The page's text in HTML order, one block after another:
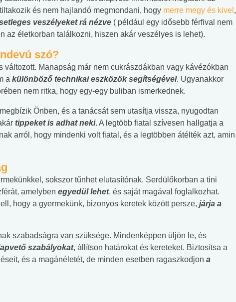
és nem hajlandó megmondani, hogy merre megy és kivel ,
veszélyeket rá nézve ( például egy idősebb férfival nem
az életkorban találkozni, hiszen akár veszélyes is lehet).
szó?
Manapság már nem cukrászdákban vagy kávézókban
a különböző technikai eszközök segítségével. Ugyanakkor
nem ritka, hogy egy-egy buliban ismerkednek.
Önben, és a tanácsát sem utasítja vissza, nyugodtan
tippeket is adhat neki. A legtöbb fiatal szívesen hallgatja a
arról, hogy mindenki volt fiatal, és a legtöbben átélték azt, amin
sokszor tűnhet elutasítónak. Serdülőkorban a tini
amelyben egyedül lehet, és saját magával foglalkozhat.
hogy a gyermekünk, bizonyos keretek között persze, járja a
szabadságra van szüksége. Mindenképpen üljön le, és
szabályokat, állítson határokat és kereteket. Biztosítsa a
és a magánéletét, de minden esetben ragaszkodjon a